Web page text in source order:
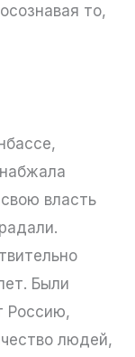
то,
власть
Были
Россию,
людей,